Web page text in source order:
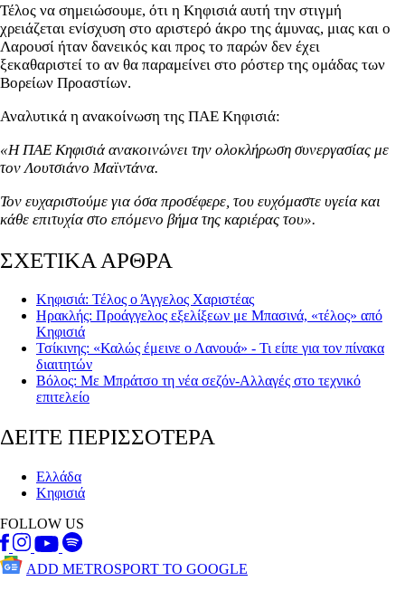
Τέλος να σημειώσουμε, ότι η Κηφισιά αυτή την στιγμή
χρειάζεται ενίσχυση στο αριστερό άκρο της άμυνας, μιας και ο
Λαρουσί ήταν δανεικός και προς το παρών δεν έχει
ξεκαθαριστεί το αν θα παραμείνει στο ρόστερ της ομάδας των
Βορείων Προαστίων.
Αναλυτικά η ανακοίνωση της ΠΑΕ Κηφισιά:
«Η ΠΑΕ Κηφισιά ανακοινώνει την ολοκλήρωση συνεργασίας με
τον Λουτσιάνο Μαϊντάνα.
Τον ευχαριστούμε για όσα προσέφερε, του ευχόμαστε υγεία και
κάθε επιτυχία στο επόμενο βήμα της καριέρας του».
ΣΧΕΤΙΚΑ ΑΡΘΡΑ
Κηφισιά: Τέλος ο Άγγελος Χαριστέας
Ηρακλής: Προάγγελος εξελίξεων με Μπασινά, «τέλος» από
Κηφισιά
Τσίκινης: «Καλώς έμεινε ο Λανουά» - Τι είπε για τον πίνακα
διαιτητών
Βόλος: Με Μπράτσο τη νέα σεζόν-Αλλαγές στο τεχνικό
επιτελείο
ΔΕΙΤΕ ΠΕΡΙΣΣΟΤΕΡΑ
Ελλάδα
Κηφισιά
FOLLOW US
ADD METROSPORT TO GOOGLE